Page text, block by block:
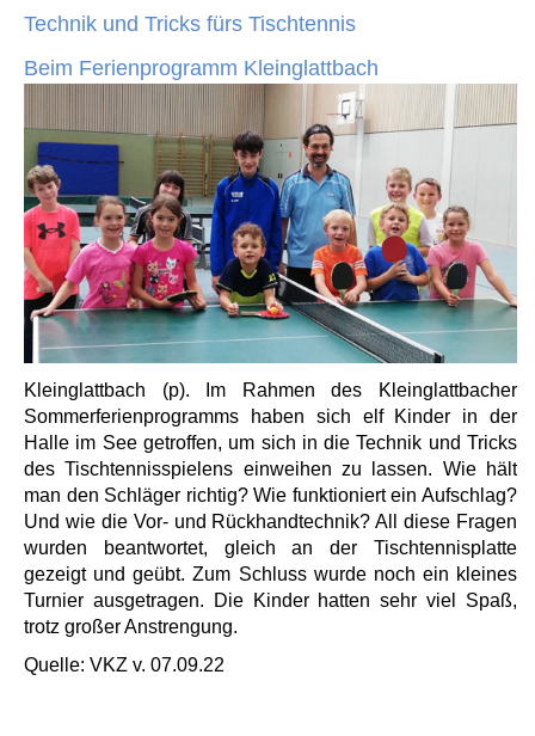
Technik und Tricks fürs Tischtennis
Beim Ferienprogramm Kleinglattbach
Kleinglattbach (p). Im Rahmen des Kleinglattbacher
Sommerferienprogramms haben sich elf Kinder in der
Halle im See getroffen, um sich in die Technik und Tricks
des Tischtennisspielens einweihen zu lassen. Wie hält
man den Schläger richtig? Wie funktioniert ein Aufschlag?
Und wie die Vor- und Rückhandtechnik? All diese Fragen
wurden beantwortet, gleich an der Tischtennisplatte
gezeigt und geübt. Zum Schluss wurde noch ein kleines
Turnier ausgetragen. Die Kinder hatten sehr viel Spaß,
trotz großer Anstrengung.
Quelle: VKZ v. 07.09.22